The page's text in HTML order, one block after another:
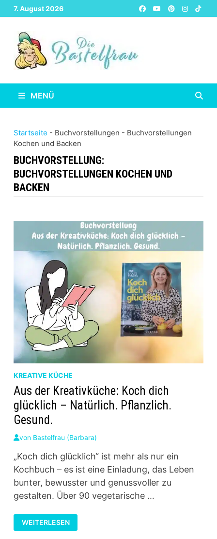
Zurück
zum
Inhalt
7. August 2026
MENÜ
Startseite - Buchvorstellungen - Buchvorstellungen
Kochen und Backen
BUCHVORSTELLUNG:
BUCHVORSTELLUNGEN KOCHEN UND
BACKEN
KREATIVE KÜCHE
Aus der Kreativküche: Koch dich
glücklich – Natürlich. Pflanzlich.
Gesund.
von Bastelfrau (Barbara)
„Koch dich glücklich“ ist mehr als nur ein
Kochbuch – es ist eine Einladung, das Leben
bunter, bewusster und genussvoller zu
gestalten. Über 90 vegetarische …
AUS
DER
KREATIVKÜCHE:
WEITERLESEN